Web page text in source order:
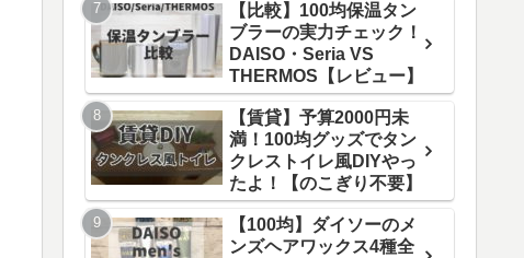
【比較】100均保温タン
ブラーの実力チェック！
DAISO・Seria VS
THERMOS【レビュー】
【賃貸】予算2000円未
満！100均グッズでタン
クレストイレ風DIYやっ
たよ！【のこぎり不要】
【100均】ダイソーのメ
ンズヘアワックス4種全